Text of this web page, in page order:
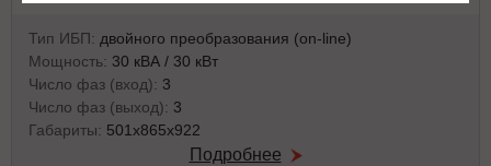
Тип ИБП: двойного преобразования (on-line)
Мощность: 30 кВА / 30 кВт
Число фаз (вход): 3
Число фаз (выход): 3
Габариты: 501x865x922
Подробнее